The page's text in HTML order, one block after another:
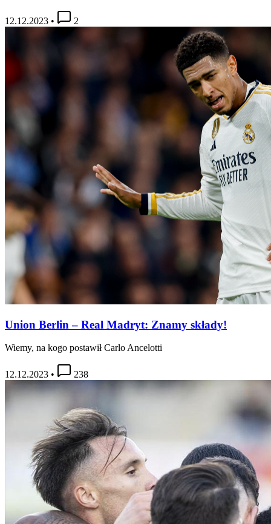
12.12.2023 • 2
Union Berlin – Real Madryt: Znamy składy!
Wiemy, na kogo postawił Carlo Ancelotti
12.12.2023 • 238